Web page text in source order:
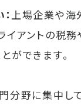
上場企業や海
イアントの税務
ができます。
分野に集中し